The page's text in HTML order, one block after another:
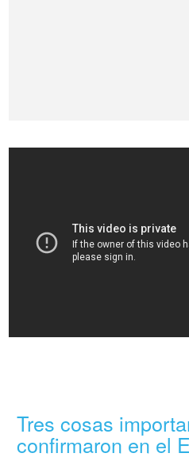
Tres cosas
confirmaron en el